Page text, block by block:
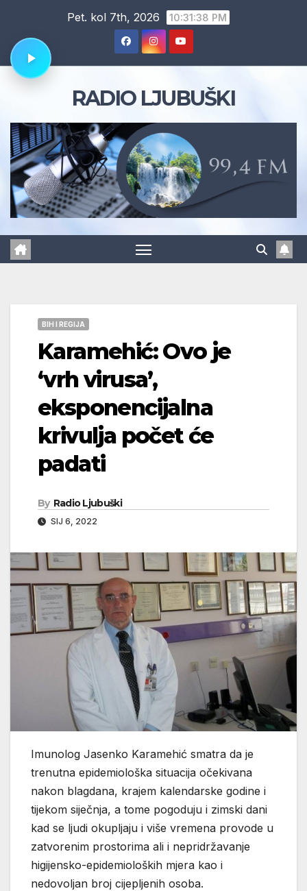
content
Pet. kol 7th, 2026 10:31:39 PM
RADIO LJUBUŠKI
BIH I REGIJA
Karamehić: Ovo je
‘vrh virusa’,
eksponencijalna
krivulja počet će
padati
By Radio Ljubuški
SIJ 6, 2022
Imunolog Jasenko Karamehić smatra da je
trenutna epidemiološka situacija očekivana
nakon blagdana, krajem kalendarske godine i
tijekom siječnja, a tome pogoduju i zimski dani
kad se ljudi okupljaju i više vremena provode u
zatvorenim prostorima ali i nepridržavanje
higijensko-epidemioloških mjera kao i
nedovoljan broj cijepljenih osoba.